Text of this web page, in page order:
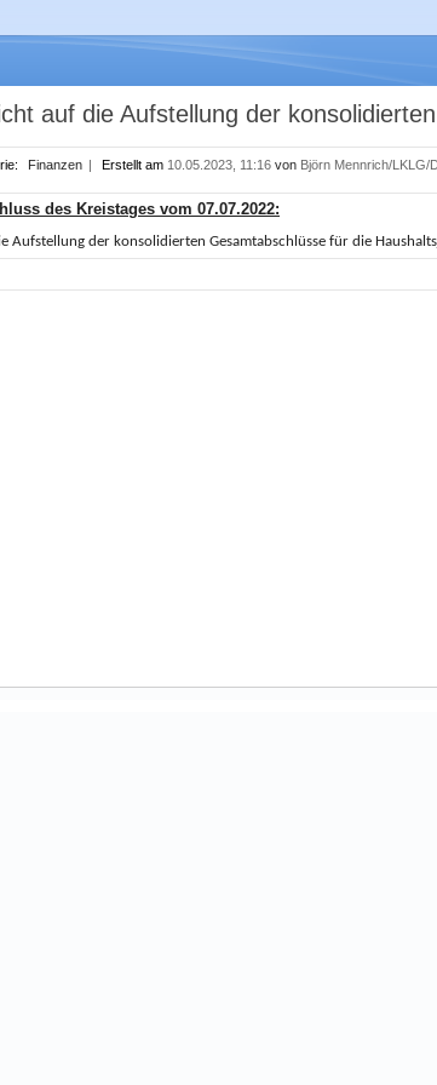
auf die Aufstellung der
Finanzen | Erstellt am 10.05.2023, 11:16 von Björn Mennrich/LKLG/
des Kreistages vom 07.07.2022:
Aufstellung der konsolidierten Gesamtabschlüsse für die